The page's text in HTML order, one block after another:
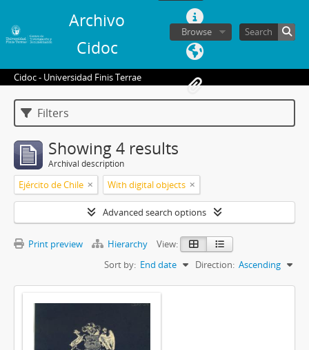
Archivo
Cidoc
Browse
Cidoc - Universidad Finis Terrae
Filters
Showing 4 results
Archival description
Ejército de Chile With digital objects
Advanced search options
Print preview Hierarchy
View:
Sort by: End date Direction: Ascending